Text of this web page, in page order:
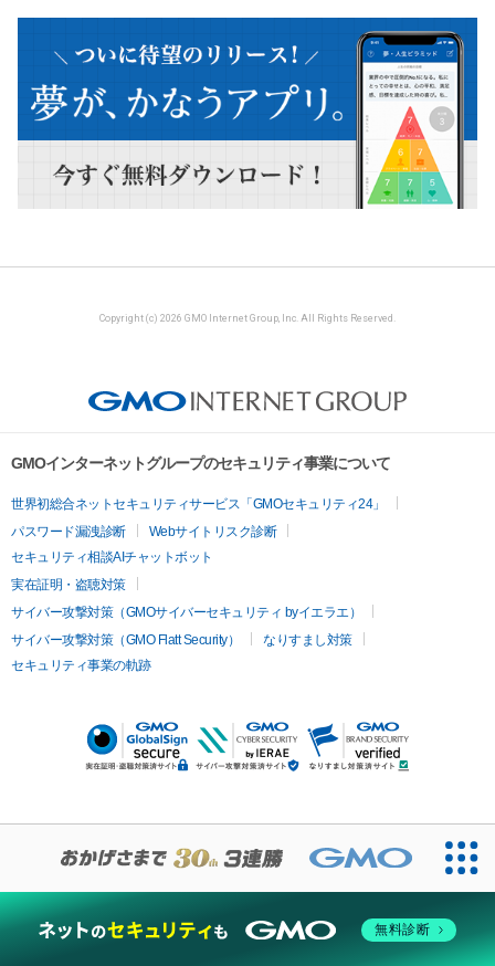
Copyright (c) 2026 GMO Internet Group, Inc. All Rights Reserved.
GMOインターネットグループのセキュリティ事業について
世界初総合ネットセキュリティサービス「GMOセキュリティ24」
パスワード漏洩診断
Webサイトリスク診断
セキュリティ相談AIチャットボット
実在証明・盗聴対策
サイバー攻撃対策（GMOサイバーセキュリティ byイエラエ）
サイバー攻撃対策（GMO Flatt Security）
なりすまし対策
セキュリティ事業の軌跡
無料診断